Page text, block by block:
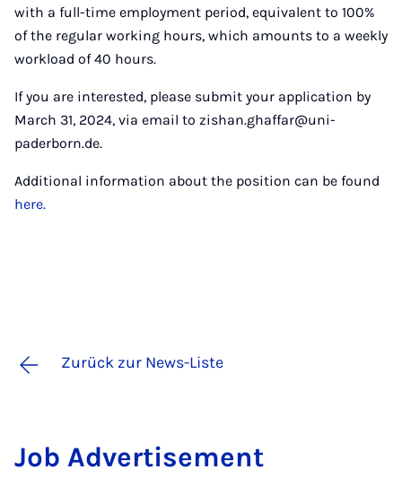
with a full-time employment period, equivalent to 100%
of the regular working hours, which amounts to a weekly
workload of 40 hours.
If you are interested, please submit your application by
March 31, 2024, via email to zishan.ghaffar@uni-
paderborn.de.
Additional information about the position can be found
here.
Zurück zur News-Liste
Job Ad­ver­ti­se­ment